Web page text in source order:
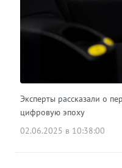
Эксперты рассказали о
цифровую эпоху
02.06.2025 в 10:38:00